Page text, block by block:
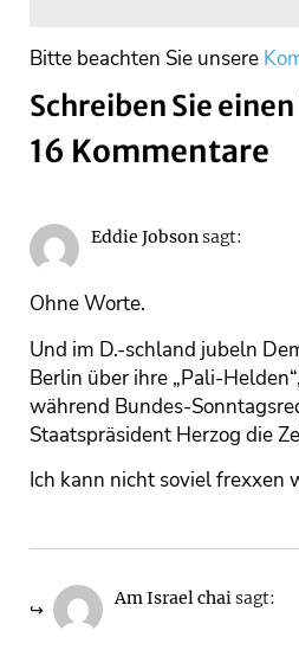
Bitte beachten Sie unsere
Schreiben Sie
16 Kommentare
Eddie Jobsonsagt:
Ohne Worte.
Und im D.-schland jubeln
Berlin über ihre „Pali-Helden“,
während Bundes-
Staatspräsident Herzog die
Ich kann nicht soviel frexxen
Am Israel chaisagt: